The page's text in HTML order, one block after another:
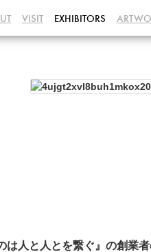
VISIT EXHIBITORS
人と人とを繋ぐ』の創業